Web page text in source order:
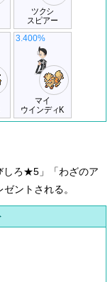
ツクシ
スピアー
マイ
ウインディK
3.400%
しろ★5」「わざのア
ントされる。